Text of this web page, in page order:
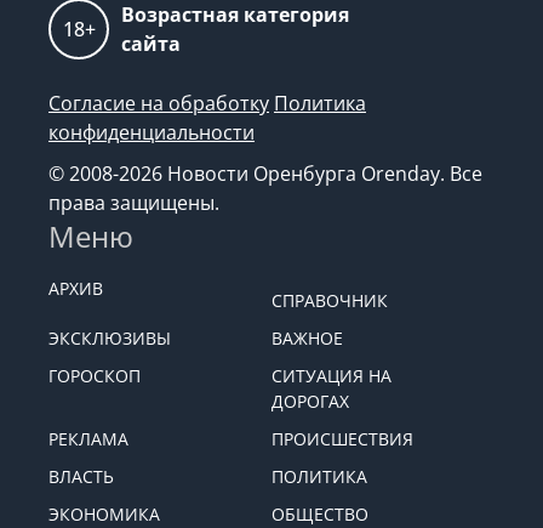
18+
Возрастная категория
сайта
Согласие на обработку Политика
конфиденциальности
© 2008-2026 Новости Оренбурга Orenday. Все
права защищены.
Меню
АРХИВ
СПРАВОЧНИК
ЭКСКЛЮЗИВЫ
ВАЖНОЕ
ГОРОСКОП
СИТУАЦИЯ НА
ДОРОГАХ
РЕКЛАМА
ПРОИСШЕСТВИЯ
ВЛАСТЬ
ПОЛИТИКА
ЭКОНОМИКА
ОБЩЕСТВО